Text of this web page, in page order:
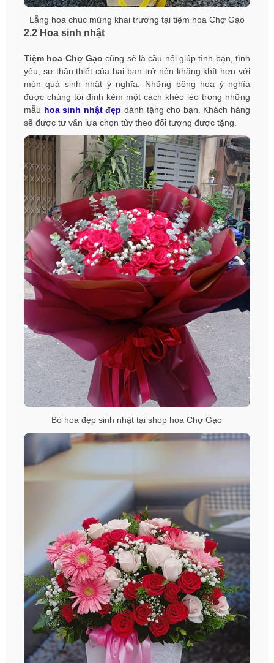
Lẵng hoa chúc mừng khai trương tại tiệm hoa Chợ Gạo
2.2 Hoa sinh nhật
Tiệm hoa Chợ Gạo cũng sẽ là cầu nối giúp tình bạn, tình
yêu, sự thân thiết của hai bạn trở nên khăng khít hơn với
món quà sinh nhật ý nghĩa. Những bông hoa ý nghĩa
được chúng tôi đính kèm một cách khéo léo trong những
mẫu hoa sinh nhật đẹp dành tặng cho bạn. Khách hàng
sẽ được tư vấn lựa chọn tùy theo đối tượng được tặng.
Bó hoa đẹp sinh nhật tại shop hoa Chợ Gạo